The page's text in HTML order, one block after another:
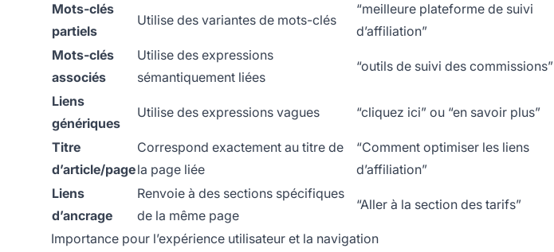
Mots-clés
partiels
Utilise des variantes de mots-clés
“meilleure plateforme de suivi
d’affiliation”
Mots-clés
associés
Utilise des expressions
sémantiquement liées
“outils de suivi des commissions”
Liens
génériques
Utilise des expressions vagues “cliquez ici” ou “en savoir plus”
Titre
d’article/page
Correspond exactement au titre de
la page liée
“Comment optimiser les liens
d’affiliation”
Liens
d’ancrage
Renvoie à des sections spécifiques
de la même page
“Aller à la section des tarifs”
Importance pour l’expérience utilisateur et la navigation